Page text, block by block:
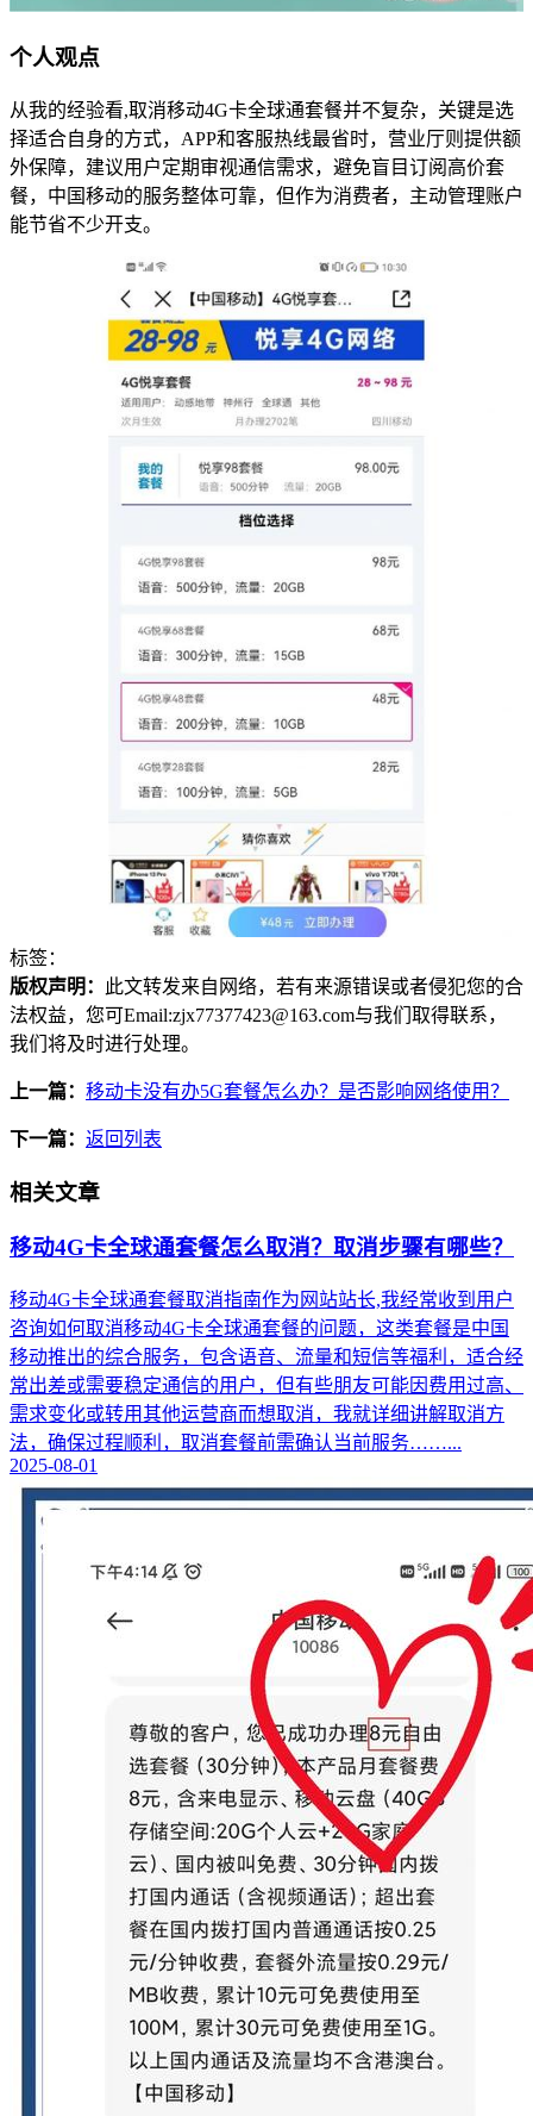
个人观点
从我的经验看,取消移动4G卡全球通套餐并不复杂，关键是选
择适合自身的方式，APP和客服热线最省时，营业厅则提供额
外保障，建议用户定期审视通信需求，避免盲目订阅高价套
餐，中国移动的服务整体可靠，但作为消费者，主动管理账户
能节省不少开支。
标签：
版权声明：
此文转发来自网络，若有来源错误或者侵犯您的合
法权益，您可Email:zjx77377423@163.com与我们取得联系，
我们将及时进行处理。
上一篇： 移动卡没有办5G套餐怎么办？是否影响网络使用？
下一篇： 返回列表
相关文章
移动4G卡全球通套餐怎么取消？取消步骤有哪些？
移动4G卡全球通套餐取消指南作为网站站长,我经常收到用户
咨询如何取消移动4G卡全球通套餐的问题，这类套餐是中国
移动推出的综合服务，包含语音、流量和短信等福利，适合经
常出差或需要稳定通信的用户，但有些朋友可能因费用过高、
需求变化或转用其他运营商而想取消，我就详细讲解取消方
法，确保过程顺利，取消套餐前需确认当前服务……...
2025-08-01